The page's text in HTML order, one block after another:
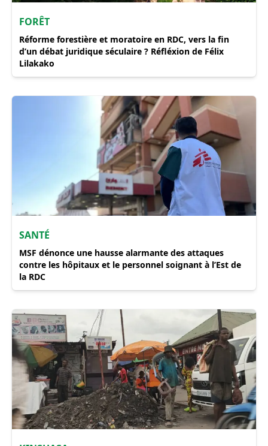
FORÊT
Réforme forestière et moratoire en RDC, vers la fin
d’un débat juridique séculaire ? Réfléxion de Félix
Lilakako
SANTÉ
MSF dénonce une hausse alarmante des attaques
contre les hôpitaux et le personnel soignant à l’Est de
la RDC